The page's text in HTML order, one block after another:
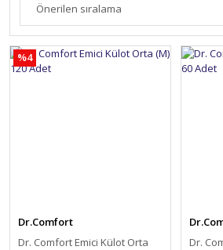
%4
Dr.Comfort
Dr. Comfort Emici Külot Orta
Dr.